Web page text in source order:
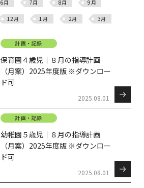
6月 7月 8月 9月
12月 1月 2月 3月
計画・記録
保育園４歳児｜８月の指導計画
（月案）2025年度版 ※ダウンロー
ド可
2025.08.01
計画・記録
幼稚園５歳児｜８月の指導計画
（月案）2025年度版 ※ダウンロー
ド可
2025.08.01